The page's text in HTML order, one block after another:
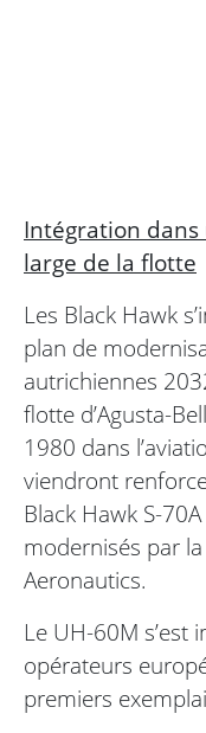
Intégration
large de la flotte
Les Black Hawk
plan de
autrichiennes
flotte d’Agusta-
1980 dans
viendront
Black Hawk S-
modernisés par
Aeronautics.
Le UH-60M s’est
opérateurs
premiers